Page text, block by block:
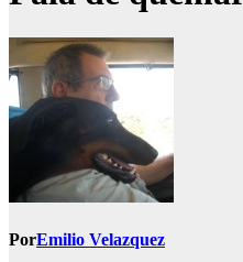
PorEmilio Velazquez